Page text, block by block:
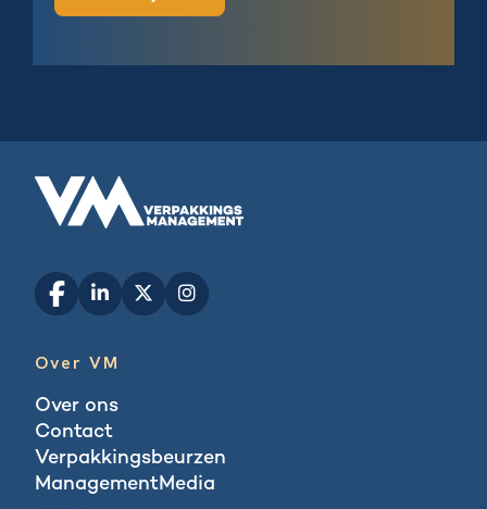
Over VM
Over ons
Contact
Verpakkingsbeurzen
ManagementMedia